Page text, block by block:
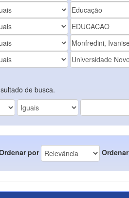
de busca.
por Ordenar